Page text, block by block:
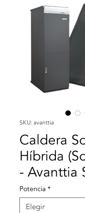
SKU: avanttia
Caldera
Híbrida
- Avanttia
Potencia *